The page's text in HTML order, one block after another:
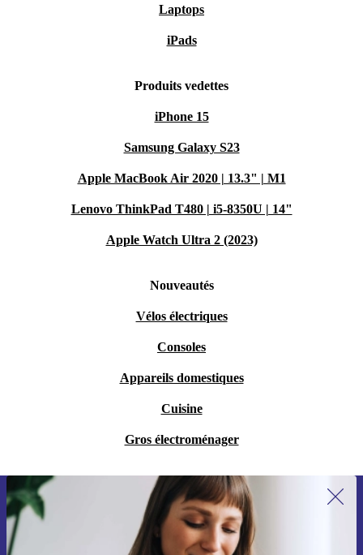
Laptops
iPads
Produits vedettes
iPhone 15
Samsung Galaxy S23
Apple MacBook Air 2020 | 13.3" | M1
Lenovo ThinkPad T480 | i5-8350U | 14"
Apple Watch Ultra 2 (2023)
Nouveautés
Vélos électriques
Consoles
Appareils domestiques
Cuisine
Gros électroménager
Recevoir offres et infos de refurbed
par mail
Ne manquez plus aucune offre.